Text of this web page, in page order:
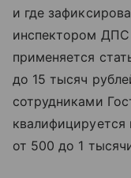
и где
инспектором ДПС
применяется
до 15 тысяч
сотрудниками
от 500 до 1